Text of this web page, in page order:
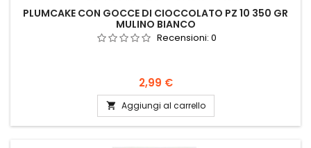
PLUMCAKE CON GOCCE DI CIOCCOLATO PZ 10 350 GR
MULINO BIANCO
Recensioni: 0
Prezzo
2,99 €
 Aggiungi al carrello